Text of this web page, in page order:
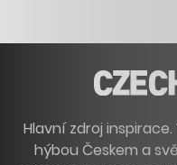
Hlavní zdroj
hýbou Českem a